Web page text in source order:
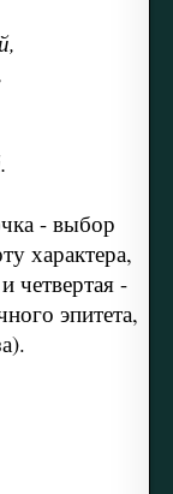
- выбор
характера,
четвертая -
эпитета,